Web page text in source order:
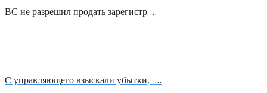
ВС не разрешил продать зарегистр …
С управляющего взыскали убытки, …